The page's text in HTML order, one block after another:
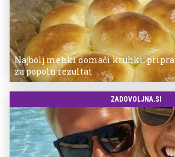
Najbolj mehki domači kruhki:
za popoln rezultat
ZADOVOLJNA.SI